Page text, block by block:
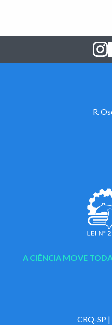
R.
A CIÊNCIA MOVE
CRQ-SP